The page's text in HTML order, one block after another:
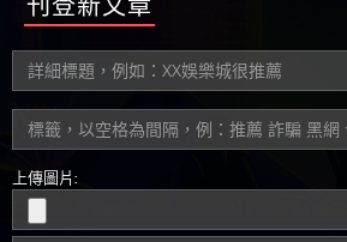
上傳圖片: